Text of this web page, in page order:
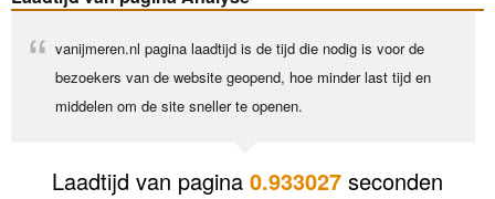
vanijmeren.nl pagina laadtijd is de tijd die nodig is voor de
bezoekers van de website geopend, hoe minder last tijd en
middelen om de site sneller te openen.
Laadtijd van pagina 0.933027 seconden